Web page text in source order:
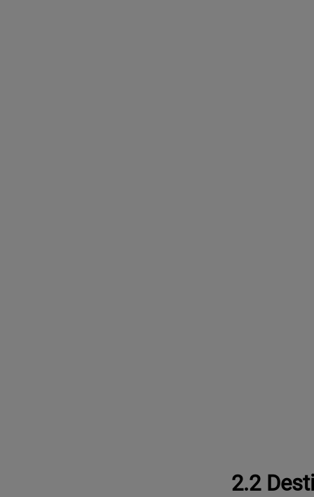
2.2